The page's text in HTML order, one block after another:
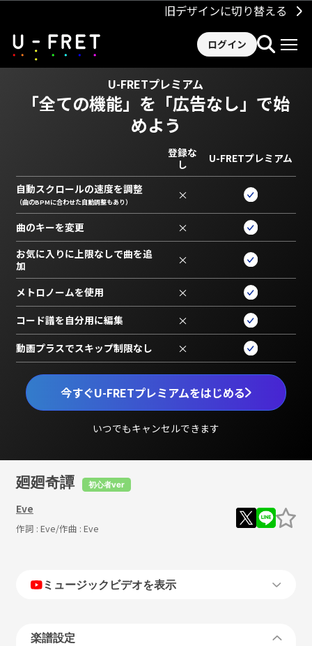
旧デザインに切り替える
ログイン
U-FRETプレミアム
「全ての機能」を 「広告なし」で始
めよう
今すぐU-FRETプレミアムをはじめる
いつでもキャンセルできます
登録な
し
U-FRETプレミアム
自動スクロールの速度を調整
（曲のBPMに合わせた自動調整もあり） ×
曲のキーを変更 ×
お気に入りに上限なしで曲を追
加
×
メトロノームを使用 ×
コード譜を自分用に編集 ×
動画プラスでスキップ制限なし ×
廻廻奇譚 初心者ver
Eve
作詞 : Eve/作曲 : Eve
ミュージックビデオを表示
楽譜設定